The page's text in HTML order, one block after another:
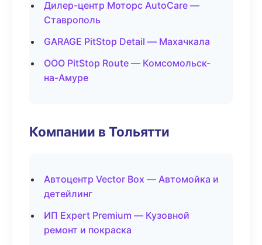
Дилер-центр Моторс AutoCare —
Ставрополь
GARAGE PitStop Detail — Махачкала
ООО PitStop Route — Комсомольск-
на-Амуре
Компании в Тольятти
Автоцентр Vector Box — Автомойка и
детейлинг
ИП Expert Premium — Кузовной
ремонт и покраска